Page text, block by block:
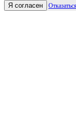
Я согласен